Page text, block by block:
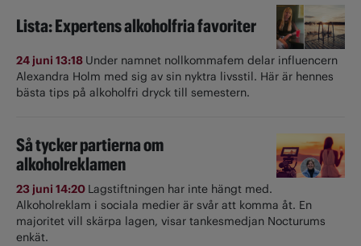
Lista: Expertens alkoholfria favoriter
24 juni 13:18 Under namnet nollkommafem delar influencern
Alexandra Holm med sig av sin nyktra livsstil. Här är hennes
bästa tips på alkoholfri dryck till semestern.
Så tycker partierna om
alkoholreklamen
23 juni 14:20 Lagstiftningen har inte hängt med.
Alkoholreklam i sociala medier är svår att komma åt. En
majoritet vill skärpa lagen, visar tankesmedjan Nocturums
enkät.